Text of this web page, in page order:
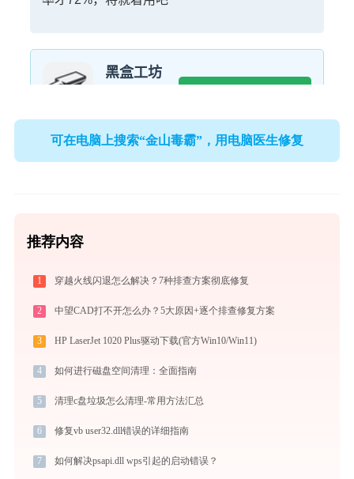
可在电脑上搜索“金山毒霸”，用电脑医生修复
推荐内容
1 穿越火线闪退怎么解决？7种排查方案彻底修复
2 中望CAD打不开怎么办？5大原因+逐个排查修复方案
3 HP LaserJet 1020 Plus驱动下载(官方Win10/Win11)
4 如何进行磁盘空间清理：全面指南
5 清理c盘垃圾怎么清理-常用方法汇总
6 修复vb user32.dll错误的详细指南
7 如何解决psapi.dll wps引起的启动错误？